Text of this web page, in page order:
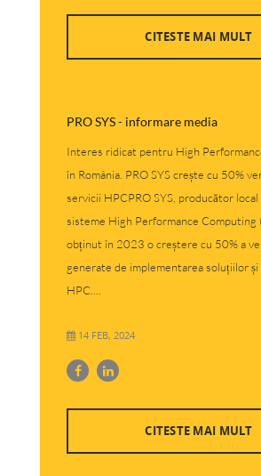
CITESTE MAI MULT
PRO SYS - informare media
Interes ridicat pentru High
în România. PRO SYS crește cu 50%
servicii HPCPRO SYS, producător
sisteme High Performance Computing
obținut în 2023 o creștere cu 50% a
generate de implementarea soluțiilor
HPC....
14 FEB, 2024
CITESTE MAI MULT